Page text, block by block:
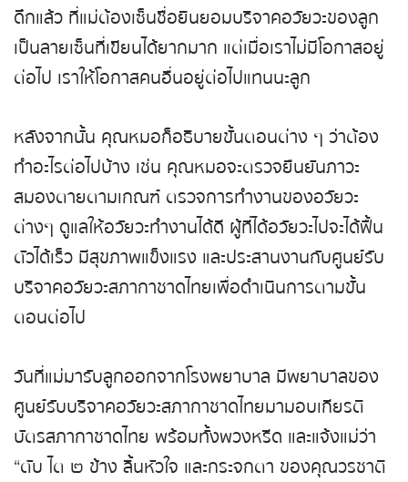
ดึกแล้ว ที่แม่ต้องเซ็นชื่อยินยอมบริจาคอวัยวะของลูก
เป็นลายเซ็นที่เขียนได้ยากมาก แต่เมื่อเราไม่มีโอกาสอยู่
ต่อไป เราให้โอกาสคนอื่นอยู่ต่อไปแทนนะลูก
หลังจากนั้น คุณหมอก็อธิบายขั้นตอนต่าง ๆ ว่าต้อง
ทำอะไรต่อไปบ้าง เช่น คุณหมอจะตรวจยืนยันภาวะ
สมองตายตามเกณฑ์ ตรวจการทำงานของอวัยวะ
ต่างๆ ดูแลให้อวัยวะทำงานได้ดี ผู้ที่ได้อวัยวะไปจะได้ฟื้น
ตัวได้เร็ว มีสุขภาพแข็งแรง และประสานงานกับศูนย์รับ
บริจาคอวัยวะสภากาชาดไทยเพื่อดำเนินการตามขั้น
ตอนต่อไป
วันที่แม่มารับลูกออกจากโรงพยาบาล มีพยาบาลของ
ศูนย์รับบริจาคอวัยวะสภากาชาดไทยมามอบเกียรติ
บัตรสภากาชาดไทย พร้อมทั้งพวงหรีด และแจ้งแม่ว่า
“ตับ ไต ๒ ข้าง ลิ้นหัวใจ และกระจกตา ของคุณวรชาติ